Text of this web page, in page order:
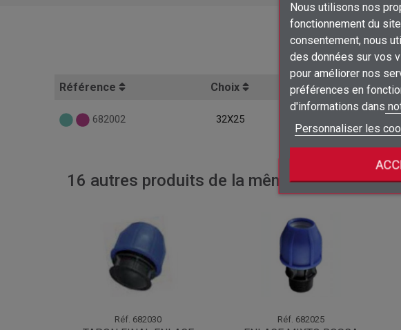
Créer
Nom de
Connexion
Vous devez être
Nous utilisons nos
fonctionnement du
consentement, nous
des données sur vos
pour améliorer nos
préférences en
d'informations dans
Personnaliser les
Référence Choix
682002 32X25
16 autres produits de la même catégorie :
Réf. 682030 Réf. 682025